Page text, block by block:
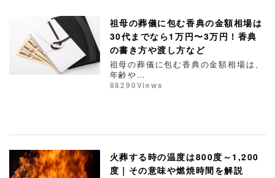
祖母の葬儀に包む香典の金額相場は
30代までなら1万円〜3万円！香典
の書き方や渡し方など
祖母の葬儀に包む香典の金額相場は、
年齢や…
88290Views
火葬する時の温度は800度～1,200
度｜その意味や燃焼時間を解説